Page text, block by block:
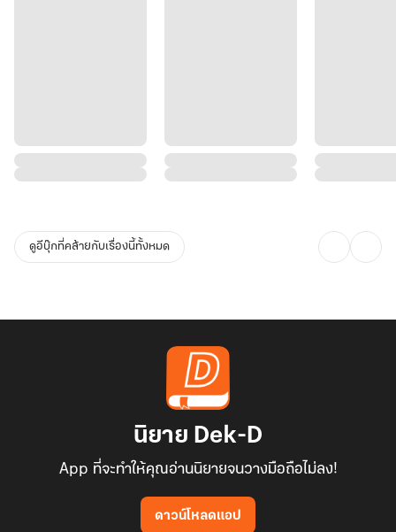
children more actively Complete with vibrant, colorful
illustrations
Perfect For
skills and imagination
- Teachers seeking educational learning activities
Come open the ice cream cup and discover the magic together!
*ไฟล์ตัวอย่าง ไม่ได้เรียงลำดับหน้า เพื่อให้ผู้อ่านได้เห็นภาพรวมทั้งเล่ม
an overview of the complete book
ดูอีบุ๊กที่คล้ายกับเรื่องนี้ทั้งหมด
นิยาย Dek-D
App ที่จะทำให้คุณอ่านนิยายจนวางมือถือไม่ลง!
ดาวน์โหลดแอป